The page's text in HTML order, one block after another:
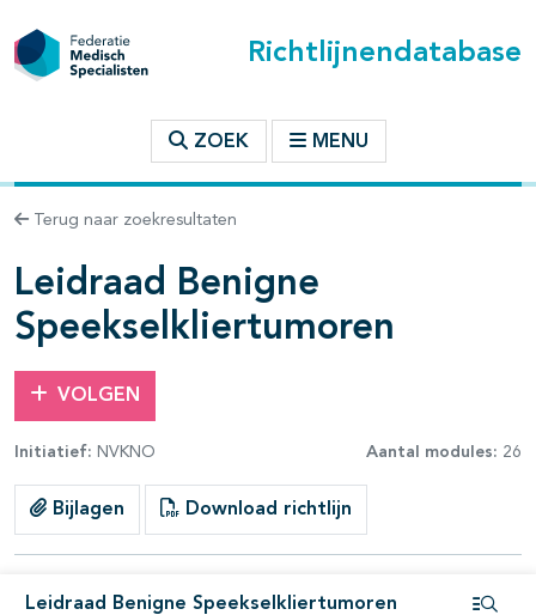
Richtlijnendatabase
ZOEK MENU
Terug naar zoekresultaten
Leidraad Benigne
Speekselkliertumoren
VOLGEN
Initiatief: NVKNO Aantal modules: 26
Bijlagen Download richtlijn
Leidraad Benigne Speekselkliertumoren
binnen deze richtlijn
open- en dichtklappen
open- en dichtklappen
open- en dichtklappen